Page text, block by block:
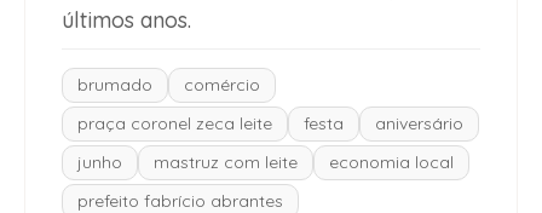
últimos anos.
brumado
comércio
praça coronel zeca leite
festa
aniversário
junho
mastruz com leite
economia local
prefeito fabrício abrantes